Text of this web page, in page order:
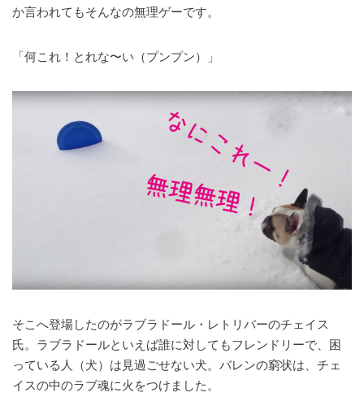
か言われてもそんなの無理ゲーです。
「何これ！とれな〜い（プンプン）」
そこへ登場したのがラブラドール・レトリバーのチェイス
氏。ラブラドールといえば誰に対してもフレンドリーで、困
っている人（犬）は見過ごせない犬。バレンの窮状は、チェ
イスの中のラブ魂に火をつけました。